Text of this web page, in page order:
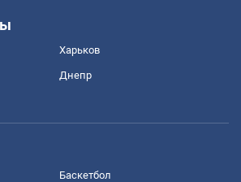
Харьков
Днепр
Баскетбол